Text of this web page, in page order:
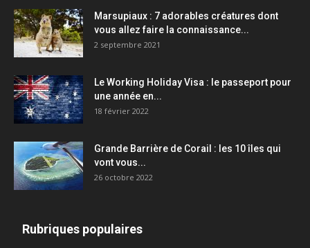
Marsupiaux : 7 adorables créatures dont
vous allez faire la connaissance...
2 septembre 2021
Le Working Holiday Visa : le passeport pour
une année en...
18 février 2022
Grande Barrière de Corail : les 10 îles qui
vont vous...
26 octobre 2022
Rubriques populaires